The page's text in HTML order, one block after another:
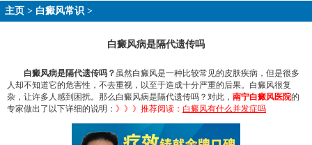
主页 > 白癜风常识 >
白癜风病是隔代遗传吗
白癜风病是隔代遗传吗？虽然白癜风是一种比较常见的皮肤疾病，但是很多
人却不知道它的危害性，不去重视，以至于造成十分严重的后果。白癜风很复
杂，让许多人感到困扰。那么白癜风病是隔代遗传吗？对此， 南宁白癜风医院的
专家做出了以下详细的说明： 》》》推荐阅读： 白癜风有什么并发症吗